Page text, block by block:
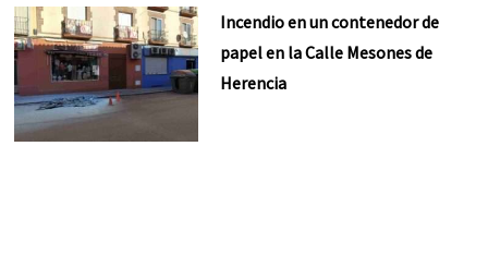
Incendio en un contenedor de
papel en la Calle Mesones de
Herencia